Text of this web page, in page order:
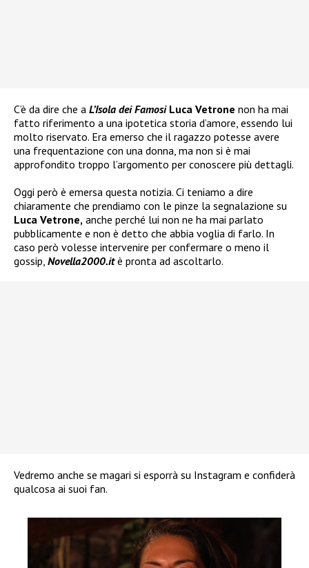
C’è da dire che a L’Isola dei Famosi Luca Vetrone non ha mai
fatto riferimento a una ipotetica storia d’amore, essendo lui
molto riservato. Era emerso che il ragazzo potesse avere
una frequentazione con una donna, ma non si è mai
approfondito troppo l’argomento per conoscere più dettagli.
Oggi però è emersa questa notizia. Ci teniamo a dire
chiaramente che prendiamo con le pinze la segnalazione su
Luca Vetrone, anche perché lui non ne ha mai parlato
pubblicamente e non è detto che abbia voglia di farlo. In
caso però volesse intervenire per confermare o meno il
gossip, Novella2000.itè pronta ad ascoltarlo.
Vedremo anche se magari si esporrà su Instagram e confiderà
qualcosa ai suoi fan.